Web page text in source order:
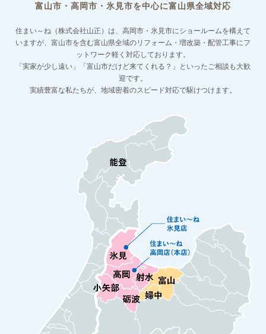
富山市・高岡市・氷見市を中心に富山県全域対応
住まい～ね（株式会社山正）は、高岡市・氷見市にショールームを構えて
いますが、 富山市を含む富山県全域のリフォーム・増改築・配管工事にフ
ットワーク軽く対応しております。
「実家が少し遠い」「富山市だけど来てくれる？」といったご相談も大歓
迎です。
実績豊富な私たちが、地域密着のスピード対応で駆けつけます。